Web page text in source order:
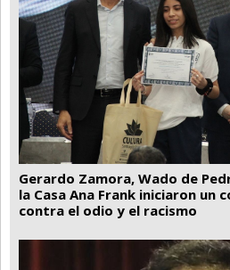
Gerardo Zamora, Wado de
la Casa Ana Frank iniciaron un
contra el odio y el racismo